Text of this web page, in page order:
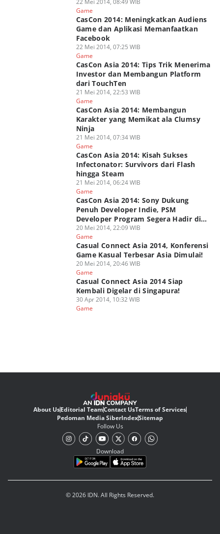
Mengatasinya
22 Mei 2014, 08:49 WIB
Game
CasCon 2014: Meningkatkan Audiens
Game dan Aplikasi Memanfaatkan
Facebook
22 Mei 2014, 07:25 WIB
Game
CasCon Asia 2014: Tips Trik Menerima
Investor dan Membangun Platform
dari TouchTen
21 Mei 2014, 22:53 WIB
Game
CasCon Asia 2014: Membangun
Karakter yang Memikat ala Clumsy
Ninja
21 Mei 2014, 07:34 WIB
Game
CasCon Asia 2014: Kisah Sukses
Infectonator: Survivors dari Flash
hingga Steam
21 Mei 2014, 06:24 WIB
Game
CasCon Asia 2014: Sony Dukung
Penuh Developer Indie, PSM
Developer Program Segera Hadir di
Indonesia!
20 Mei 2014, 22:09 WIB
Game
Casual Connect Asia 2014, Konferensi
Game Kasual Terbesar Asia Dimulai!
20 Mei 2014, 20:46 WIB
Game
Casual Connect Asia 2014 Siap
Kembali Digelar di Singapura!
30 Apr 2014, 10:32 WIB
Game
About UsEditorial TeamContact UsTerms of Services
Pedoman Media SiberIndexSitemap
Follow Us
Download
© 2026 IDN. All Rights Reserved.